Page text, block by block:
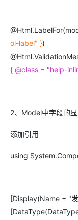
ol-label" })
{ @class = "help-
2、Model中字段的
添加引用
using
[Display(Name = "